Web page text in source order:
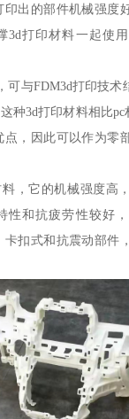
出的部件机械强度
3d打印材料一起使
可与FDM3d打印技术
种3d打印材料相比
，因此可以作为零
料，它的机械强度高
性和抗疲劳性较好
扣式和抗震动部件